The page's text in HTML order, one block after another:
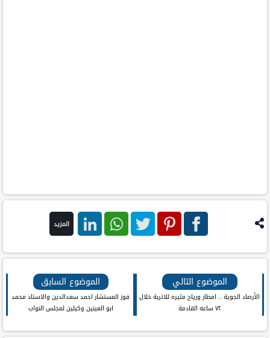
بوك
المزيد
الموضوع التالي
الأرصاد الجوية .. امطار ورياح مثيره للاتربة خلال
٧٢ ساعه القادمة
الموضوع السابق
فوز المستشار احمد سعدالدين والاستاذ محمد
ابو العينين وكيلين لمجلس النواب